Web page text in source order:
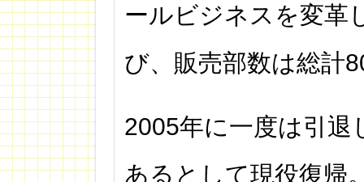
ールビジネスを変革
び、販売部数は総計
2005年に一度は引
あるとして現役復帰